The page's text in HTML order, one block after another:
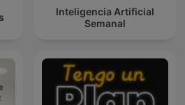
Inteligencia Artificial
Semanal